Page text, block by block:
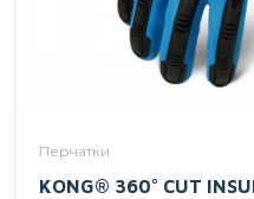
Перчатки
KONG® 360° CUT